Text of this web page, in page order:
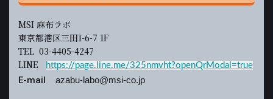
MSI 麻布ラボ
東京都港区三田1-6-7 1F
TEL 03-4405-4247
LINE
https://page.line.me/325nmvht?openQrModal=true
E-mail azabu-labo@msi-co.jp